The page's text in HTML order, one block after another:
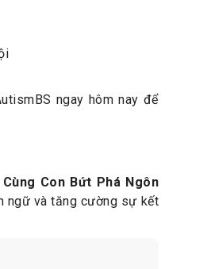
ngay hôm nay để
Cùng Con Bứt Phá Ngôn
ngữ và tăng cường sự kết